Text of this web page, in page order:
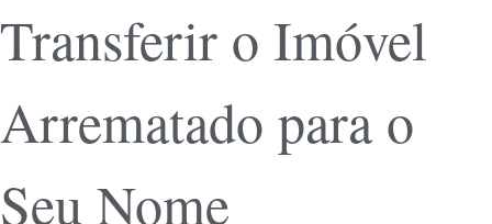
Transferir o Imóvel
Arrematado para o
Seu Nome